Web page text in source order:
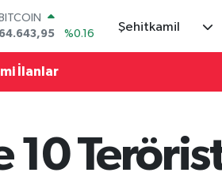
BITCOIN
64.643,95
%0.16
47,6704
ALTIN
%0.12
Şehitkamil
İlanlar
10